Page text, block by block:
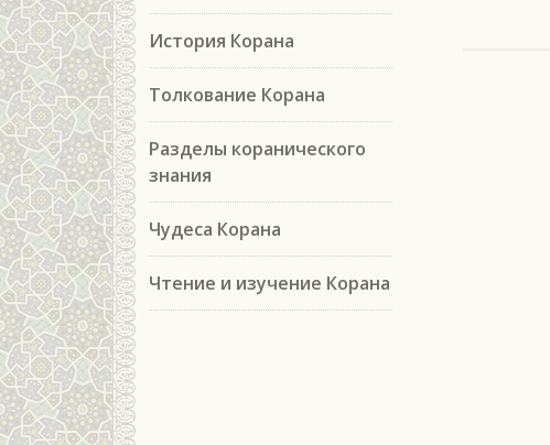
История Корана
Толкование Корана
Разделы коранического
знания
Чудеса Корана
Чтение и изучение Корана